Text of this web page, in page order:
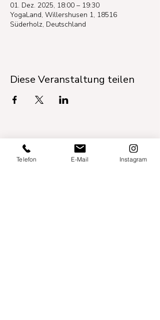
01. Dez. 2025, 18:00 – 19:30
YogaLand, Willershusen 1, 18516
Süderholz, Deutschland
Diese Veranstaltung teilen
Telefon E-Mail Instagram